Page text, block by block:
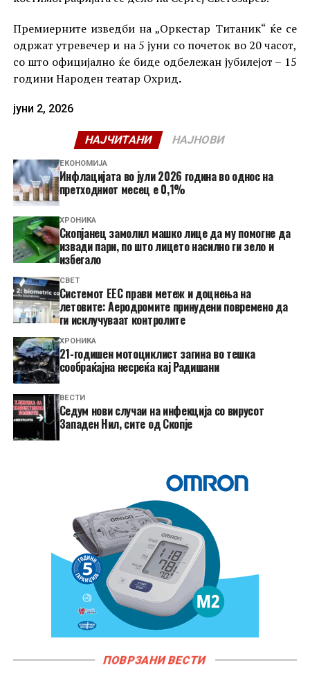
Премиерните изведби на „Оркестар Титаник“ ќе се
одржат утревечер и на 5 јуни со почеток во 20 часот,
со што официјално ќе биде одбележан јубилејот – 15
години Народен театар Охрид.
јуни 2, 2026
НАЈЧИТАНИ НАЈНОВИ
ЕКОНОМИЈА
Инфлацијата во јули 2026 година во однос на
претходниот месец е 0,1%
ХРОНИКА
Скопјанец замолил машко лице да му помогне да
извади пари, по што лицето насилно ги зело и
избегало
СВЕТ
Системот ЕЕС прави метеж и доцнења на
летовите: Аеродромите принудени повремено да
ги исклучуваат контролите
ХРОНИКА
21-годишен мотоциклист загина во тешка
сообраќајна несреќа кај Радишани
ВЕСТИ
Седум нови случаи на инфекција со вирусот
Западен Нил, сите од Скопје
ПОВРЗАНИ ВЕСТИ